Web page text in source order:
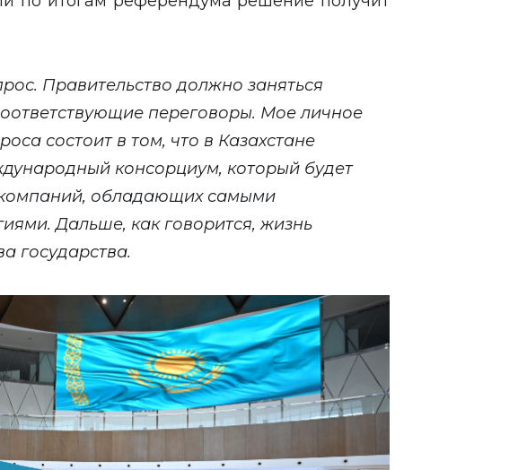
Правительство должно заняться
переговоры. Мое личное
состоит в том, что в Казахстане
консорциум, который будет
компаний, обладающих самыми
Дальше, как говорится, жизнь
государства.